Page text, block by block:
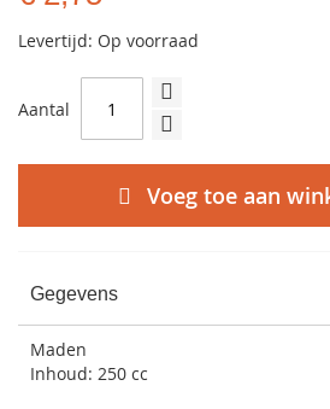
Levertijd: Op voorraad
Aantal
Voeg toe aan
Gegevens
Maden
Inhoud: 250 cc